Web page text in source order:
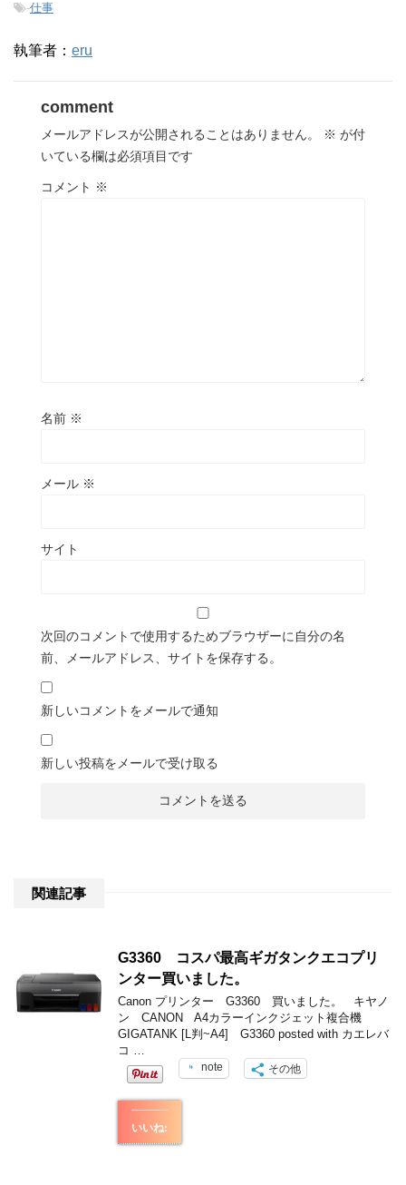
-仕事
執筆者： eru
comment
メールアドレスが公開されることはありません。 ※ が付
いている欄は必須項目です
コメント ※
名前 ※
メール ※
サイト
次回のコメントで使用するためブラウザーに自分の名
前、メールアドレス、サイトを保存する。
新しいコメントをメールで通知
新しい投稿をメールで受け取る
関連記事
G3360 コスパ最高ギガタンクエコプリ
ンター買いました。
Canon プリンター G3360 買いました。 キヤノ
ン CANON A4カラーインクジェット複合機
GIGATANK [L判~A4] G3360 posted with カエレバ
コ …
note その他
いいね: